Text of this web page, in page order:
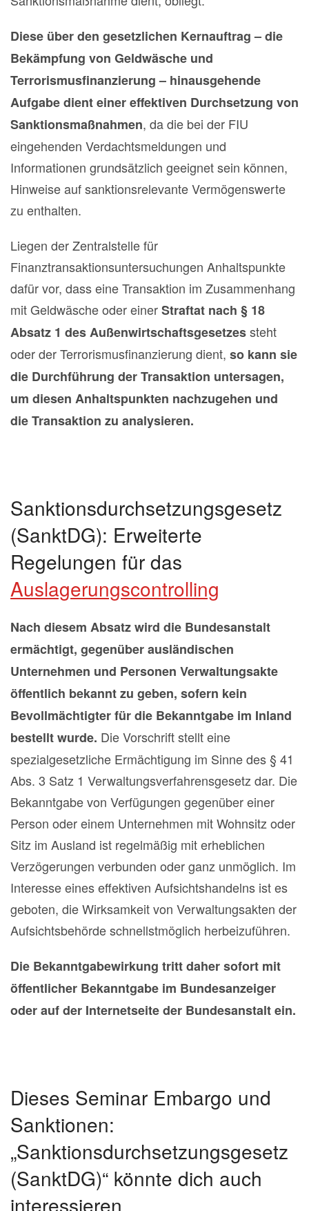
Diese über den gesetzlichen Kernauftrag – die
Bekämpfung von Geldwäsche und
Terrorismusfinanzierung – hinausgehende
Aufgabe dient einer effektiven Durchsetzung von
Sanktionsmaßnahmen, da die bei der FIU
eingehenden Verdachtsmeldungen und
Informationen grundsätzlich geeignet sein können,
Hinweise auf sanktionsrelevante Vermögenswerte
zu enthalten.
Liegen der Zentralstelle für
Finanztransaktionsuntersuchungen Anhaltspunkte
dafür vor, dass eine Transaktion im Zusammenhang
mit Geldwäsche oder einerStraftat nach § 18
Absatz 1 des Außenwirtschaftsgesetzessteht
oder der Terrorismusfinanzierung dient, so kann sie
die Durchführung der Transaktion untersagen,
um diesen Anhaltspunkten nachzugehen und
die Transaktion zu analysieren.
Sanktionsdurchsetzungsgesetz
(SanktDG): Erweiterte
Regelungen für das
Auslagerungscontrolling
Nach diesem Absatz wird die Bundesanstalt
ermächtigt, gegenüber ausländischen
Unternehmen und Personen Verwaltungsakte
öffentlich bekannt zu geben, sofern kein
Bevollmächtigter für die Bekanntgabe im Inland
bestellt wurde. Die Vorschrift stellt eine
spezialgesetzliche Ermächtigung im Sinne des § 41
Abs. 3 Satz 1 Verwaltungsverfahrensgesetz dar. Die
Bekanntgabe von Verfügungen gegenüber einer
Person oder einem Unternehmen mit Wohnsitz oder
Sitz im Ausland ist regelmäßig mit erheblichen
Verzögerungen verbunden oder ganz unmöglich. Im
Interesse eines effektiven Aufsichtshandelns ist es
geboten, die Wirksamkeit von Verwaltungsakten der
Aufsichtsbehörde schnellstmöglich herbeizuführen.
Die Bekanntgabewirkung tritt daher sofort mit
öffentlicher Bekanntgabe im Bundesanzeiger
oder auf der Internetseite der Bundesanstalt ein.
Dieses Seminar Embargo und
Sanktionen:
„Sanktionsdurchsetzungsgesetz
(SanktDG)“ könnte dich auch
interessieren